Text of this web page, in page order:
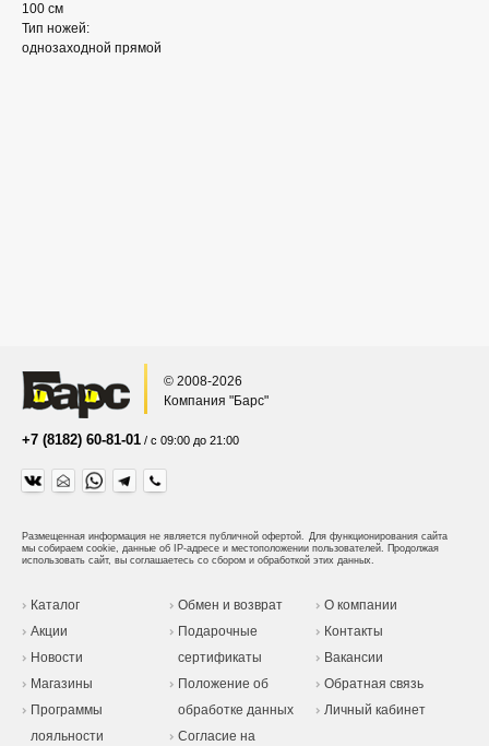
100 см
Тип ножей:
однозаходной прямой
© 2008-2026
Компания "Барс"
+7 (8182) 60-81-01 / с 09:00 до 21:00
Размещенная информация не является публичной офертой. Для функционирования сайта
мы собираем cookie, данные об IP-адресе и местоположении пользователей. Продолжая
использовать сайт, вы соглашаетесь со сбором и обработкой этих данных.
Каталог
Акции
Новости
Магазины
Программы
лояльности
Обмен и возврат
Подарочные
сертификаты
Положение об
обработке данных
Согласие на
О компании
Контакты
Вакансии
Обратная связь
Личный кабинет